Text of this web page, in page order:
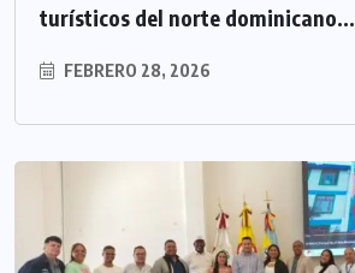
turísticos del norte dominicano...
FEBRERO 28, 2026